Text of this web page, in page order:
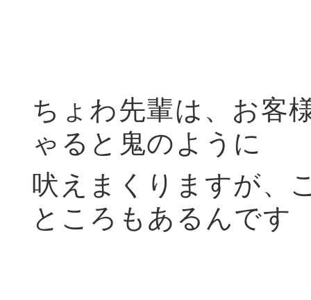
ちょわ先輩は、お客
ゃると鬼のように
吠えまくりますが、
ところもあるんです